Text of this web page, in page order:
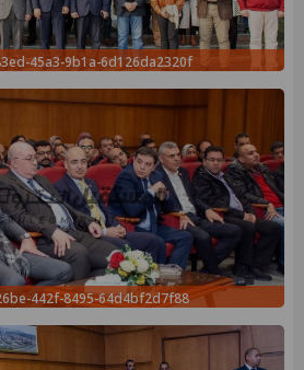
45a3-9b1a-6d126da2320f
442f-8495-64d4bf2d7f88